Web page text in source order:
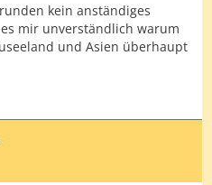
kein anständiges
mir unverständlich warum
und Asien überhaupt